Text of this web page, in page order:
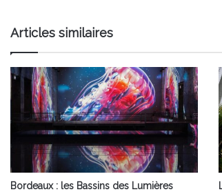
Articles similaires
Bordeaux : les Bassins des Lumières